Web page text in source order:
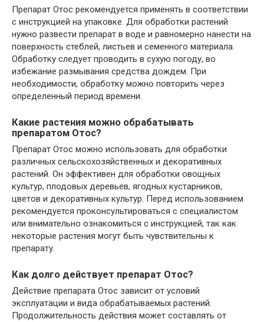
Препарат Отос рекомендуется применять в соответствии
с инструкцией на упаковке. Для обработки растений
нужно развести препарат в воде и равномерно нанести на
поверхность стеблей, листьев и семенного материала.
Обработку следует проводить в сухую погоду, во
избежание размывания средства дождем. При
необходимости, обработку можно повторить через
определенный период времени.
Какие растения можно обрабатывать
препаратом Отос?
Препарат Отос можно использовать для обработки
различных сельскохозяйственных и декоративных
растений. Он эффективен для обработки овощных
культур, плодовых деревьев, ягодных кустарников,
цветов и декоративных культур. Перед использованием
рекомендуется проконсультироваться с специалистом
или внимательно ознакомиться с инструкцией, так как
некоторые растения могут быть чувствительны к
препарату.
Как долго действует препарат Отос?
Действие препарата Отос зависит от условий
эксплуатации и вида обрабатываемых растений.
Продолжительность действия может составлять от